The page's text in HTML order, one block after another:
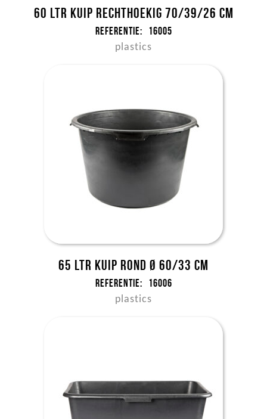
60 ltr kuip rechthoekig 70/39/26 cm
Referentie: 16005
plastics
65 ltr kuip rond Ø 60/33 cm
Referentie: 16006
plastics